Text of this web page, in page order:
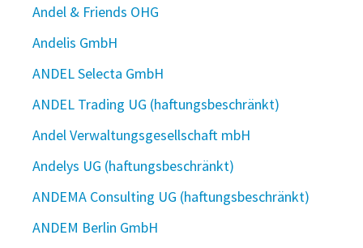
Andel & Friends OHG
Andelis GmbH
ANDEL Selecta GmbH
ANDEL Trading UG (haftungsbeschränkt)
Andel Verwaltungsgesellschaft mbH
Andelys UG (haftungsbeschränkt)
ANDEMA Consulting UG (haftungsbeschränkt)
ANDEM Berlin GmbH